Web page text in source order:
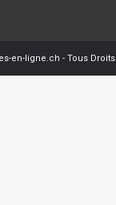
en-ligne.ch - Tous